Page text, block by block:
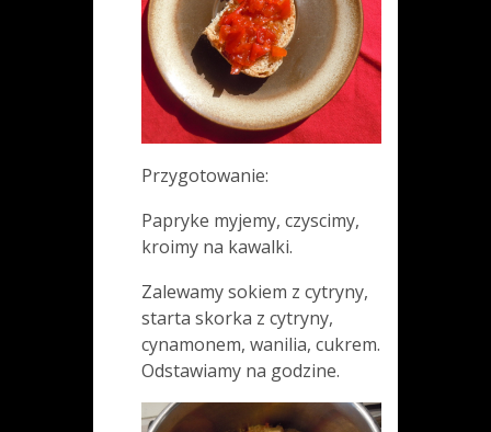
Przygotowanie:
Papryke myjemy, czyscimy,
kroimy na kawalki.
Zalewamy sokiem z cytryny,
starta skorka z cytryny,
cynamonem, wanilia, cukrem.
Odstawiamy na godzine.